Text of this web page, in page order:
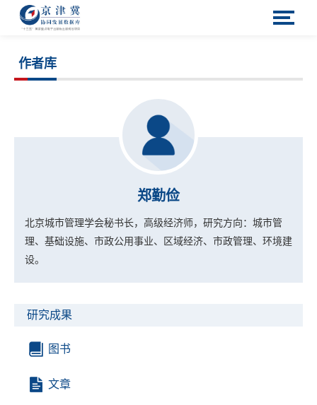
作者库
郑勤俭
北京城市管理学会秘书长，高级经济师，研究方向：城市管
理、基础设施、市政公用事业、区域经济、市政管理、环境建
设。
研究成果
图书
文章